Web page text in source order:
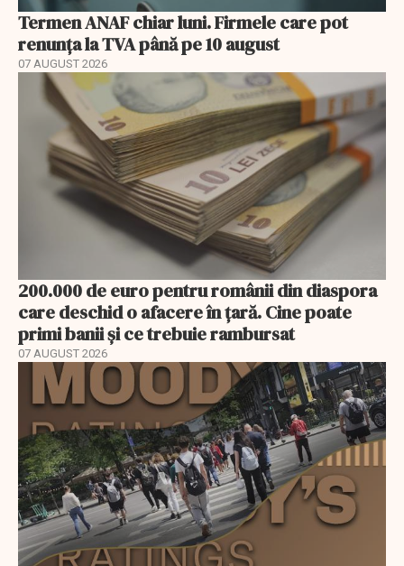
Termen ANAF chiar luni. Firmele care pot
renunța la TVA până pe 10 august
07 AUGUST 2026
200.000 de euro pentru românii din diaspora
care deschid o afacere în țară. Cine poate
primi banii și ce trebuie rambursat
07 AUGUST 2026